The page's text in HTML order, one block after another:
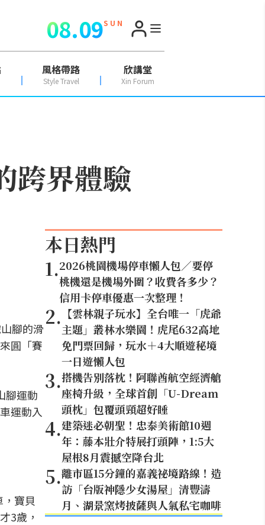
08.09S U N
風格帶路
Style Travel
欣講堂
Xin Forum
跨界體驗
腳的滑
圓「賽
腳運動
運動入
寶貝
3歲，
本日熱門
1.2026桃園機場停車懶人包／要停
桃機還是機場外圍？收費各多少？
信用卡停車優惠一次整理！
2. 【雲林親子玩水】全台唯一「虎爺
主題」叢林水樂園！虎尾632高地
免門票回歸，玩水＋4大順遊秘境
一日遊懶人包
3.搭機告別落枕！阿聯酋航空經濟艙
座椅升級，全球首創「U-Dream
頭枕」包覆頭頸超好睡
4.建築迷必朝聖！忠泰美術館10週
年：藤本壯介特展打頭陣，1:5大
屋根8月震撼空降台北
5.離市區15分鐘的嘉義祕境路線！造
訪「台版神隱少女湯屋」清豐濤
月、湖景窯烤披薩與人氣私宅咖啡